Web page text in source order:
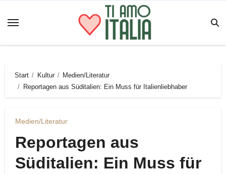
Inhalt
Start Kultur
Medien/Literatur
Reportagen aus Süditalien: Ein Muss für Italienliebhaber
Medien/Literatur
Reportagen aus
Süditalien: Ein Muss für